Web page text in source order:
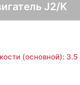
J2/K
(основной):